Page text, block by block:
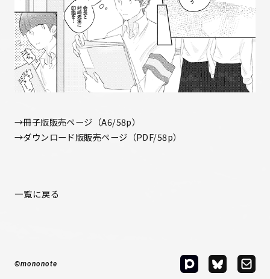
→冊子版販売ページ （A6/58p）
→ダウンロード版販売ページ （PDF/58p）
一覧に戻る
©mononote